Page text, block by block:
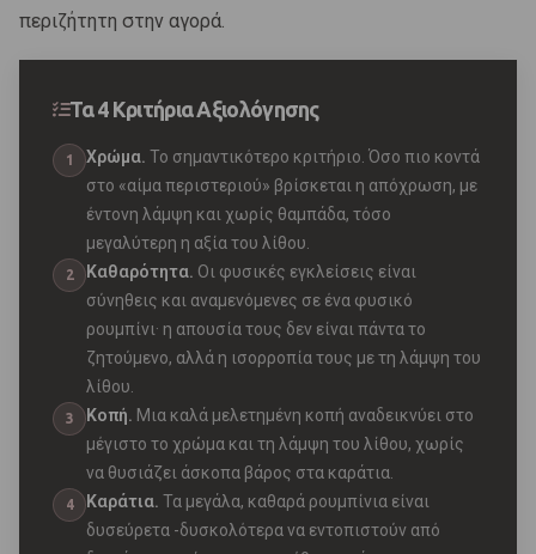
περιζήτητη στην αγορά.
Τα 4 Κριτήρια Αξιολόγησης
1 Χρώμα. Το σημαντικότερο κριτήριο. Όσο πιο κοντά
στο «αίμα περιστεριού» βρίσκεται η απόχρωση, με
έντονη λάμψη και χωρίς θαμπάδα, τόσο
μεγαλύτερη η αξία του λίθου.
2 Καθαρότητα. Οι φυσικές εγκλείσεις είναι
σύνηθεις και αναμενόμενες σε ένα φυσικό
ρουμπίνι· η απουσία τους δεν είναι πάντα το
ζητούμενο, αλλά η ισορροπία τους με τη λάμψη του
λίθου.
3 Κοπή. Μια καλά μελετημένη κοπή αναδεικνύει στο
μέγιστο το χρώμα και τη λάμψη του λίθου, χωρίς
να θυσιάζει άσκοπα βάρος στα καράτια.
4 Καράτια. Τα μεγάλα, καθαρά ρουμπίνια είναι
δυσεύρετα -δυσκολότερα να εντοπιστούν από